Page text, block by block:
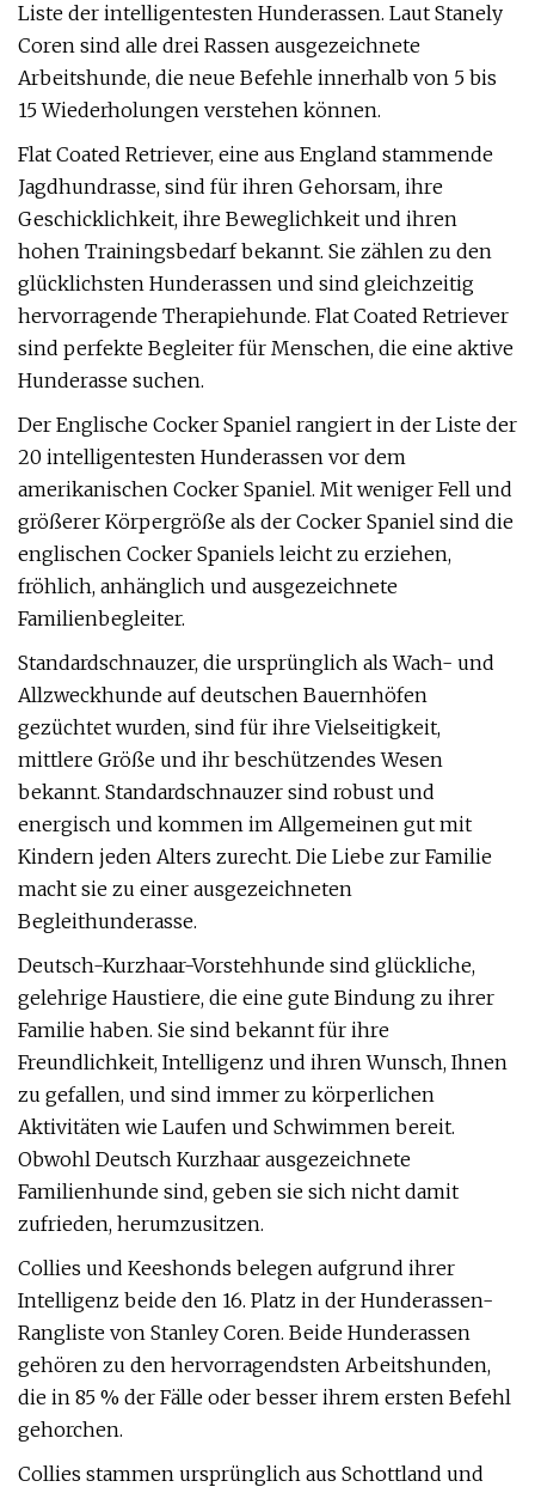
Liste der intelligentesten Hunderassen. Laut Stanely
Coren sind alle drei Rassen ausgezeichnete
Arbeitshunde, die neue Befehle innerhalb von 5 bis
15 Wiederholungen verstehen können.
Flat Coated Retriever, eine aus England stammende
Jagdhundrasse, sind für ihren Gehorsam, ihre
Geschicklichkeit, ihre Beweglichkeit und ihren
hohen Trainingsbedarf bekannt. Sie zählen zu den
glücklichsten Hunderassen und sind gleichzeitig
hervorragende Therapiehunde. Flat Coated Retriever
sind perfekte Begleiter für Menschen, die eine aktive
Hunderasse suchen.
Der Englische Cocker Spaniel rangiert in der Liste der
20 intelligentesten Hunderassen vor dem
amerikanischen Cocker Spaniel. Mit weniger Fell und
größerer Körpergröße als der Cocker Spaniel sind die
englischen Cocker Spaniels leicht zu erziehen,
fröhlich, anhänglich und ausgezeichnete
Familienbegleiter.
Standardschnauzer, die ursprünglich als Wach- und
Allzweckhunde auf deutschen Bauernhöfen
gezüchtet wurden, sind für ihre Vielseitigkeit,
mittlere Größe und ihr beschützendes Wesen
bekannt. Standardschnauzer sind robust und
energisch und kommen im Allgemeinen gut mit
Kindern jeden Alters zurecht. Die Liebe zur Familie
macht sie zu einer ausgezeichneten
Begleithunderasse.
Deutsch-Kurzhaar-Vorstehhunde sind glückliche,
gelehrige Haustiere, die eine gute Bindung zu ihrer
Familie haben. Sie sind bekannt für ihre
Freundlichkeit, Intelligenz und ihren Wunsch, Ihnen
zu gefallen, und sind immer zu körperlichen
Aktivitäten wie Laufen und Schwimmen bereit.
Obwohl Deutsch Kurzhaar ausgezeichnete
Familienhunde sind, geben sie sich nicht damit
zufrieden, herumzusitzen.
Collies und Keeshonds belegen aufgrund ihrer
Intelligenz beide den 16. Platz in der Hunderassen-
Rangliste von Stanley Coren. Beide Hunderassen
gehören zu den hervorragendsten Arbeitshunden,
die in 85 % der Fälle oder besser ihrem ersten Befehl
gehorchen.
Collies stammen ursprünglich aus Schottland und